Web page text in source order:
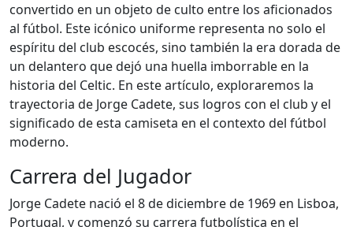
convertido en un objeto de culto entre los aficionados
al fútbol. Este icónico uniforme representa no solo el
espíritu del club escocés, sino también la era dorada de
un delantero que dejó una huella imborrable en la
historia del Celtic. En este artículo, exploraremos la
trayectoria de Jorge Cadete, sus logros con el club y el
significado de esta camiseta en el contexto del fútbol
moderno.
Carrera del Jugador
Jorge Cadete nació el 8 de diciembre de 1969 en Lisboa,
Portugal, y comenzó su carrera futbolística en el